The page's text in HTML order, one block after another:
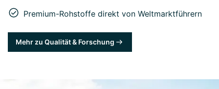
Premium-Rohstoffe direkt von Weltmarktführern
Mehr zu Qualität & Forschung